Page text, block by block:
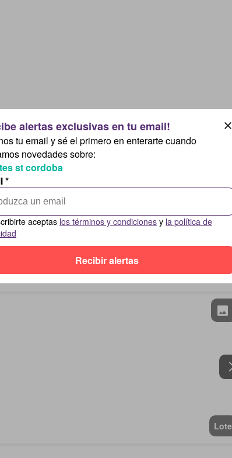
Lote
tu email y sé el primero en enterarte cuando
novedades sobre:
st cordoba
*
aceptas los términos y condiciones y la política de
Recibir alertas